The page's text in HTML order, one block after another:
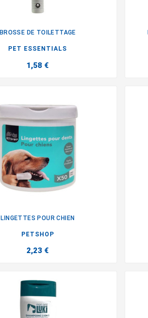
BROSSE DE TOILETTAGE
PET ESSENTIALS
1,58 €
LINGETTES POUR CHIEN
PETSHOP
2,23 €